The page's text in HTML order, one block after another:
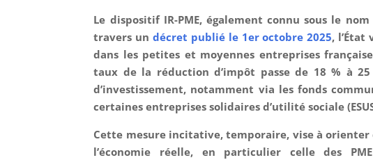
Le dispositif IR-PME, également connu sous le
travers undécret publié le 1er octobre 2025, l’État
dans les petites et moyennes entreprises
taux de la réduction d’impôt passe de 18 % à
d’investissement, notamment via les fonds
certaines entreprises solidaires d’utilité sociale
Cette mesure incitative, temporaire, vise à orienter
l’économie réelle, en particulier celle des